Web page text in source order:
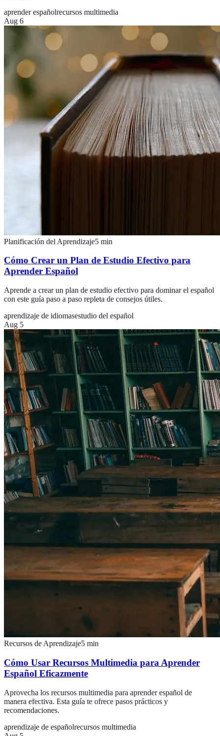
aprender españolrecursos multimedia
Aug 6
Planificación del Aprendizaje5 min
Cómo Crear un Plan de Estudio Efectivo para
Aprender Español
Aprende a crear un plan de estudio efectivo para dominar el español
con este guía paso a paso repleta de consejos útiles.
aprendizaje de idiomasestudio del español
Aug 5
Recursos de Aprendizaje5 min
Cómo Usar Recursos Multimedia para Aprender
Español Eficazmente
Aprovecha los recursos multimedia para aprender español de
manera efectiva. Esta guía te ofrece pasos prácticos y
recomendaciones.
aprendizaje de españolrecursos multimedia